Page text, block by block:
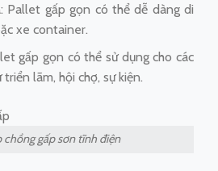
Pallet gấp gọn có thể dễ dàng di
xe container.
gấp gọn có thể sử dụng cho các
lãm, hội chợ, sự kiện.
chồng gấp sơn tĩnh điện